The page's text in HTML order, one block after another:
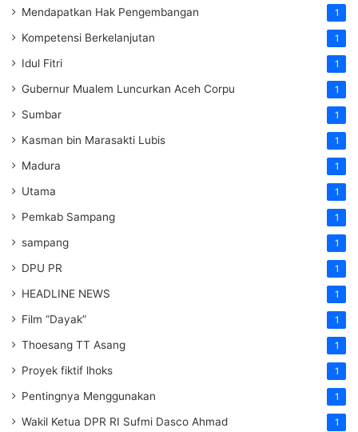
Mendapatkan Hak Pengembangan 1
Kompetensi Berkelanjutan 1
Idul Fitri 1
Gubernur Mualem Luncurkan Aceh Corpu 1
Sumbar 1
Kasman bin Marasakti Lubis 1
Madura 1
Utama 1
Pemkab Sampang 1
sampang 1
DPU PR 1
HEADLINE NEWS 1
Film “Dayak” 1
Thoesang TT Asang 1
Proyek fiktif lhoks 1
Pentingnya Menggunakan 1
Wakil Ketua DPR RI Sufmi Dasco Ahmad 1